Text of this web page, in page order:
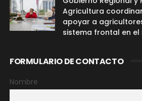
Agricultura
apoyar a
sistema frontal en el
FORMULARIO DE CONTACTO
Nombre